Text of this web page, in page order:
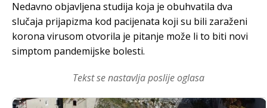
Nedavno objavljena studija koja je obuhvatila dva
slučaja prijapizma kod pacijenata koji su bili zaraženi
korona virusom otvorila je pitanje može li to biti novi
simptom pandemijske bolesti.
Tekst se nastavlja poslije oglasa